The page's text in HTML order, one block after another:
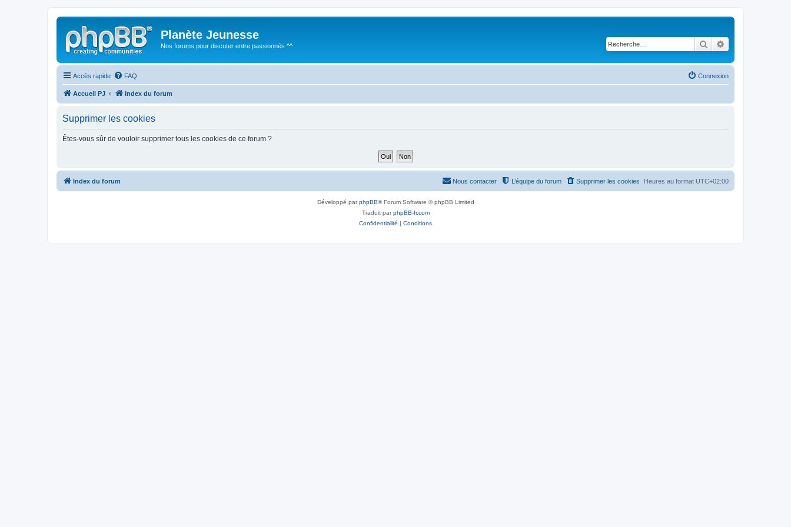
Planète Jeunesse
Nos forums pour discuter entre passionnés ^^ Rechercher
Accès rapide FAQ Connexion
Accueil PJ Index du forum
Supprimer les cookies
Êtes-vous sûr de vouloir supprimer tous les cookies de ce forum ?
Index du forum Heures au format UTC+02:00
Supprimer les cookies
L’équipe du forum
Nous contacter
Développé parphpBB® Forum Software © phpBB Limited
Traduit parphpBB-fr.com
Confidentialité | Conditions